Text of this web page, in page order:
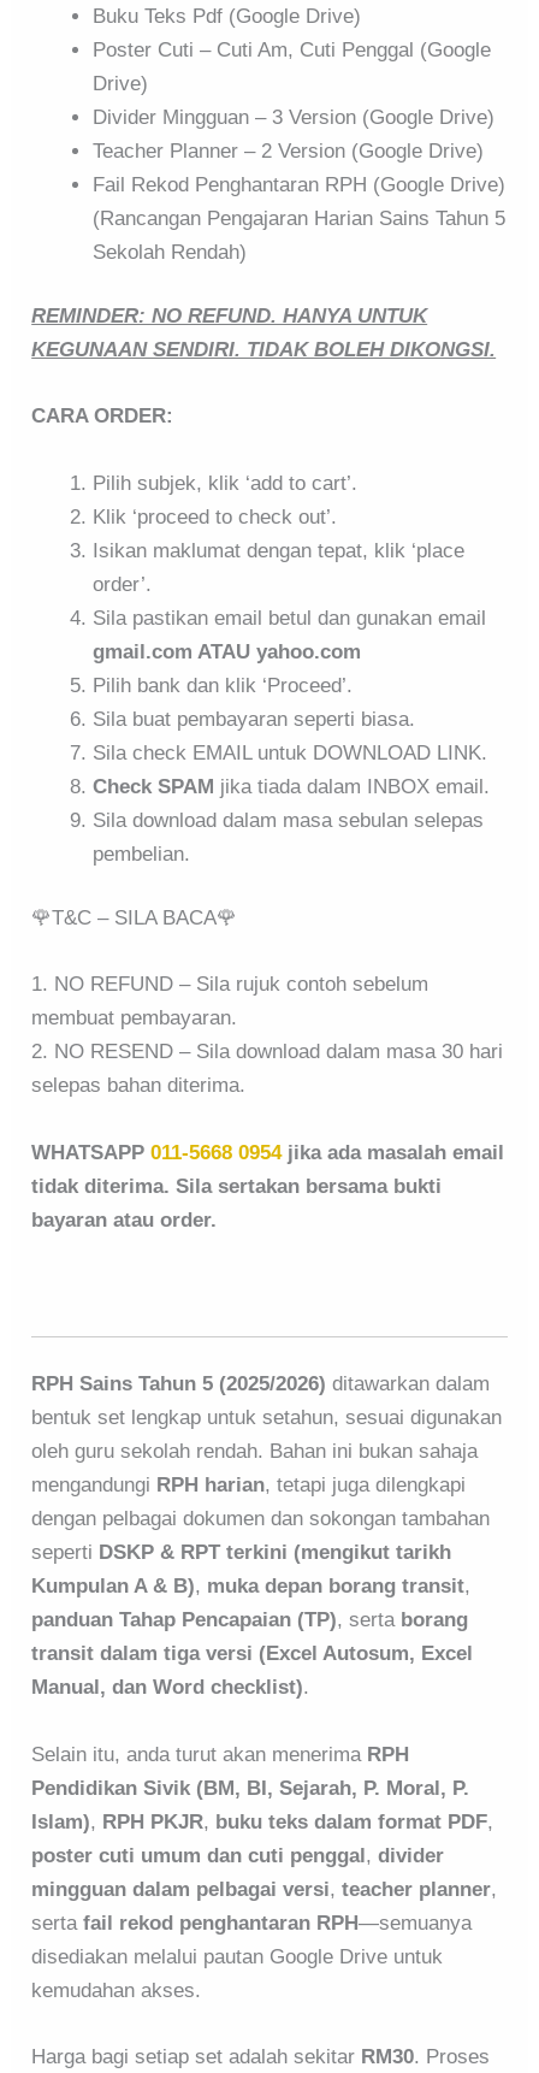
Buku Teks Pdf (Google Drive)
Poster Cuti – Cuti Am, Cuti Penggal (Google
Drive)
Divider Mingguan – 3 Version (Google Drive)
Teacher Planner – 2 Version (Google Drive)
Fail Rekod Penghantaran RPH (Google Drive)
(Rancangan Pengajaran Harian Sains Tahun 5
Sekolah Rendah)
REMINDER: NO REFUND. HANYA UNTUK
KEGUNAAN SENDIRI. TIDAK BOLEH DIKONGSI.
CARA ORDER:
Pilih subjek, klik ‘add to cart’.
Klik ‘proceed to check out’.
Isikan maklumat dengan tepat, klik ‘place
order’.
Sila pastikan email betul dan gunakan email
gmail.com ATAU yahoo.com
Pilih bank dan klik ‘Proceed’.
Sila buat pembayaran seperti biasa.
Sila check EMAIL untuk DOWNLOAD LINK.
Check SPAM jika tiada dalam INBOX email.
Sila download dalam masa sebulan selepas
pembelian.
🌹T&C – SILA BACA🌹
1. NO REFUND – Sila rujuk contoh sebelum
membuat pembayaran.
2. NO RESEND – Sila download dalam masa 30 hari
selepas bahan diterima.
WHATSAPP011-5668 0954jika ada masalah email
tidak diterima. Sila sertakan bersama bukti
bayaran atau order.
RPH Sains Tahun 5 (2025/2026) ditawarkan dalam
bentuk set lengkap untuk setahun, sesuai digunakan
oleh guru sekolah rendah. Bahan ini bukan sahaja
mengandungi RPH harian, tetapi juga dilengkapi
dengan pelbagai dokumen dan sokongan tambahan
seperti DSKP & RPT terkini (mengikut tarikh
Kumpulan A & B), muka depan borang transit,
panduan Tahap Pencapaian (TP), serta borang
transit dalam tiga versi (Excel Autosum, Excel
Manual, dan Word checklist).
Selain itu, anda turut akan menerima RPH
Pendidikan Sivik (BM, BI, Sejarah, P. Moral, P.
Islam), RPH PKJR, buku teks dalam format PDF,
poster cuti umum dan cuti penggal,divider
mingguan dalam pelbagai versi,teacher planner,
sertafail rekod penghantaran RPH—semuanya
disediakan melalui pautan Google Drive untuk
kemudahan akses.
Harga bagi setiap set adalah sekitar RM30. Proses